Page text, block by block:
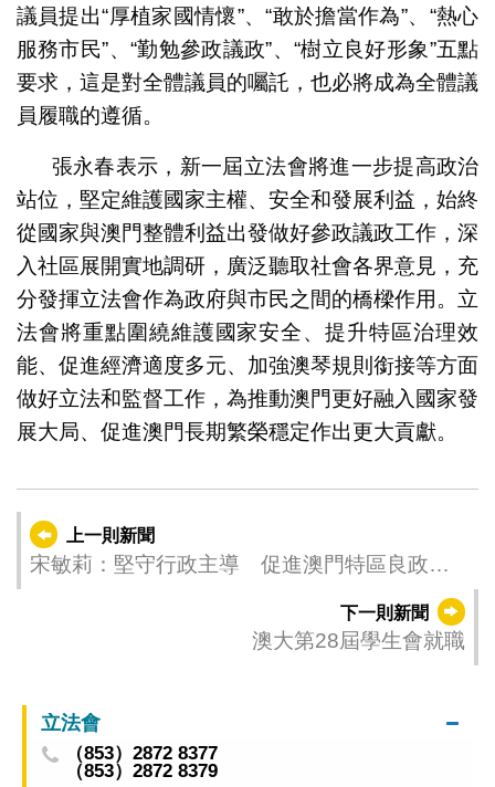
議員提出“厚植家國情懷”、“敢於擔當作為”、“熱心
服務市民”、“勤勉參政議政”、“樹立良好形象”五點
要求，這是對全體議員的囑託，也必將成為全體議
員履職的遵循。
張永春表示，新一屆立法會將進一步提高政治
站位，堅定維護國家主權、安全和發展利益，始終
從國家與澳門整體利益出發做好參政議政工作，深
入社區展開實地調研，廣泛聽取社會各界意見，充
分發揮立法會作為政府與市民之間的橋樑作用。立
法會將重點圍繞維護國家安全、提升特區治理效
能、促進經濟適度多元、加強澳琴規則銜接等方面
做好立法和監督工作，為推動澳門更好融入國家發
展大局、促進澳門長期繁榮穩定作出更大貢獻。
上一則新聞
宋敏莉：堅守行政主導 促進澳門特區良政善
下一則新聞
澳大第28屆學生會就職
立法會
（853）2872 8377
（853）2872 8379